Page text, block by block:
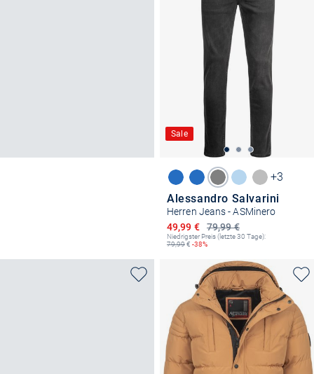
Sale
+3
Alessandro Salvarini
Herren Jeans - ASMinero
79,99 €
Ermäßigter Preis
49,99 €
Niedrigster Preis (letzte 30 Tage):
79,99€ -38%